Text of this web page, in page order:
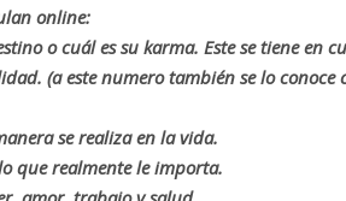
online:
o cuál es su karma. Este se tiene en
(a este numero también se lo
se realiza en la vida.
que realmente le importa.